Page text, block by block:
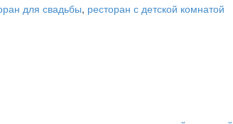
для свадьбы, ресторан с детской комнатой